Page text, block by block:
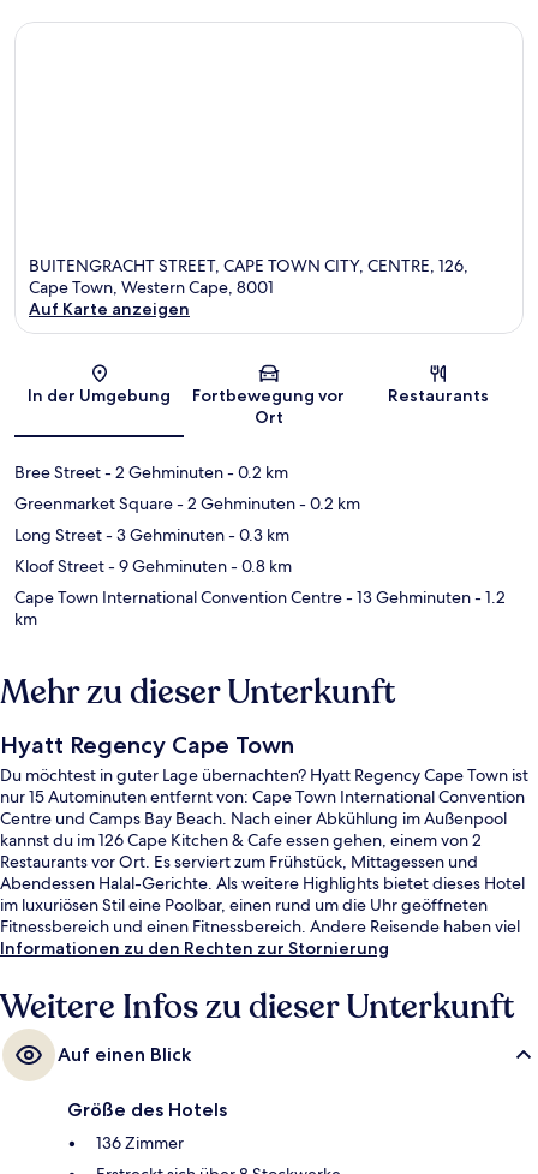
BUITENGRACHT STREET, CAPE TOWN CITY, CENTRE, 126,
Cape Town, Western Cape, 8001
Auf Karte anzeigen
In der Umgebung
Fortbewegung vor
Ort
Restaurants
Bree Street- 2 Gehminuten- 0.2 km
Greenmarket Square- 2 Gehminuten- 0.2 km
Long Street- 3 Gehminuten- 0.3 km
Kloof Street- 9 Gehminuten- 0.8 km
Cape Town International Convention Centre- 13 Gehminuten- 1.2
km
Mehr zu dieser Unterkunft
Hyatt Regency Cape Town
Du möchtest in guter Lage übernachten? Hyatt Regency Cape Town ist
nur 15 Autominuten entfernt von: Cape Town International Convention
Centre und Camps Bay Beach. Nach einer Abkühlung im Außenpool
kannst du im 126 Cape Kitchen & Cafe essen gehen, einem von 2
Restaurants vor Ort. Es serviert zum Frühstück, Mittagessen und
Abendessen Halal-Gerichte. Als weitere Highlights bietet dieses Hotel
im luxuriösen Stil eine Poolbar, einen rund um die Uhr geöffneten
Fitnessbereich und einen Fitnessbereich. Andere Reisende haben viel
Gutes über das hilfsbereite Personal zu berichten.
Informationen zu den Rechten zur Stornierung
Weitere Infos zu dieser Unterkunft
Auf einen Blick
Größe des Hotels
136 Zimmer